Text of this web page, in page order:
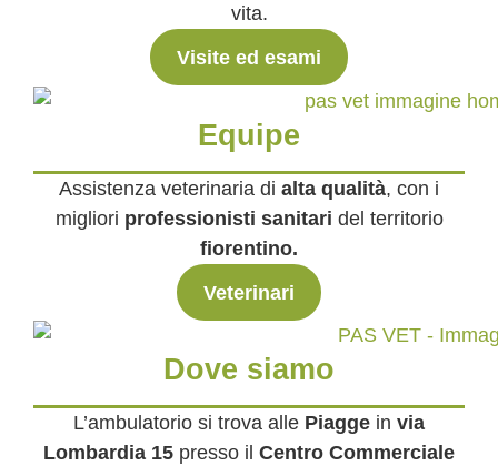
vita.
Visite ed esami
Equipe
Assistenza veterinaria di alta qualità, con i
migliori professionisti sanitari del territorio
fiorentino.
Veterinari
Dove siamo
L’ambulatorio si trova alle Piagge in via
Lombardia 15 presso il Centro Commerciale